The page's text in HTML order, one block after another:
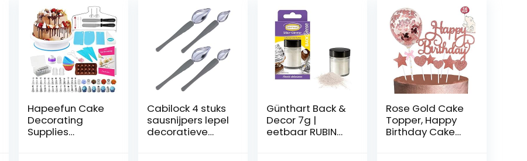
Hapeefun Cake
Decorating
Supplies
Cabilock 4 stuks
sausnijpers lepel
decoratieve
Günthart Back &
Decor 7g |
eetbaar RUBIN
Rose Gold Cake
Topper, Happy
Birthday Cake